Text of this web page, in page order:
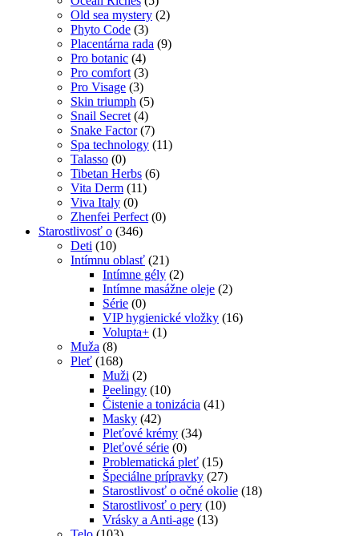
Old sea mystery (2)
Phyto Code (3)
Placentárna rada (9)
Pro botanic (4)
Pro comfort (3)
Pro Visage (3)
Skin triumph (5)
Snail Secret (4)
Snake Factor (7)
Spa technology (11)
Talasso (0)
Tibetan Herbs (6)
Vita Derm (11)
Viva Italy (0)
Zhenfei Perfect (0)
Starostlivosť o (346)
Deti (10)
Intímnu oblasť (21)
Intímne gély (2)
Intímne masážne oleje (2)
Série (0)
VIP hygienické vložky (16)
Volupta+ (1)
Muža (8)
Pleť (168)
Muži (2)
Peelingy (10)
Čistenie a tonizácia (41)
Masky (42)
Pleťové krémy (34)
Pleťové série (0)
Problematická pleť (15)
Špeciálne prípravky (27)
Starostlivosť o očné okolie (18)
Starostlivosť o pery (10)
Vrásky a Anti-age (13)